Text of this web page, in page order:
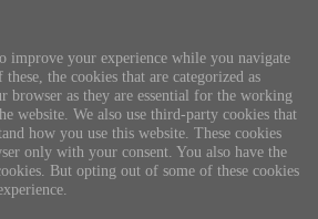
improve your experience while you navigate
the cookies that are categorized as
browser as they are essential for the working
website. We also use third-party cookies that
how you use this website. These cookies
only with your consent. You also have the
But opting out of some of these cookies